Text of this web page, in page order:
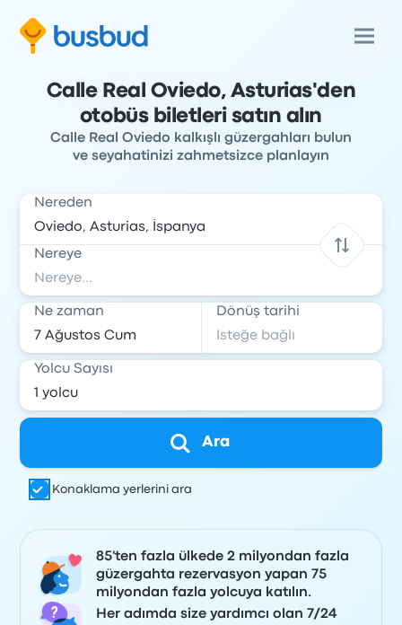
Calle Real Oviedo, Asturias'den
otobüs biletleri satın alın
Calle Real Oviedo kalkışlı güzergahları bulun
ve seyahatinizi zahmetsizce planlayın
Nereden
Nereye
Ne zaman Dönüş tarihi
Yolcu Sayısı
Ara
Konaklama yerlerini ara
85'ten fazla ülkede 2 milyondan fazla
güzergahta rezervasyon yapan 75
milyondan fazla yolcuya katılın.
Her adımda size yardımcı olan 7/24